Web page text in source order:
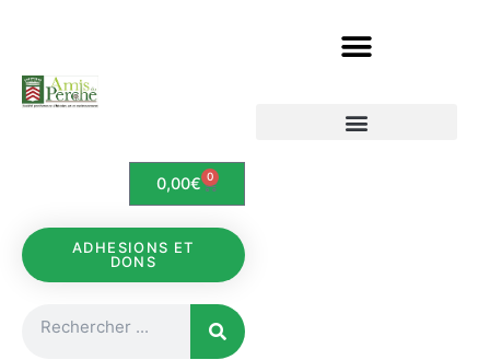
0,00€ 0 Panier
ADHESIONS ET
DONS